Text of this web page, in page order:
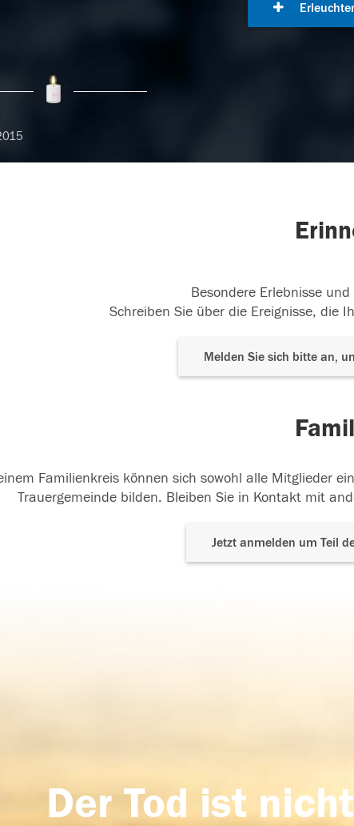
Besondere Erlebnisse
Schreiben Sie über die Ereignisse, die
Melden Sie sich bitte an,
Familienkreis können sich sowohl alle Mitglieder
Trauergemeinde bilden. Bleiben Sie in Kontakt mit
Jetzt anmelden um Teil
Der Tod ist